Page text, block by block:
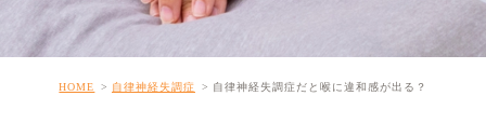
HOME 自律神経失調症 自律神経失調症だと喉に違和感が出る？